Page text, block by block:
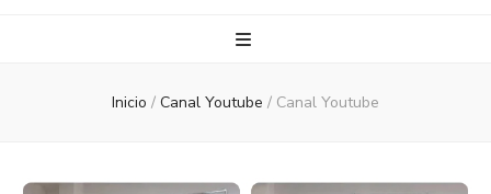
Inicio / Canal Youtube / Canal Youtube